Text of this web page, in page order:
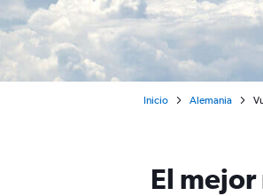
Inicio Alemania
El